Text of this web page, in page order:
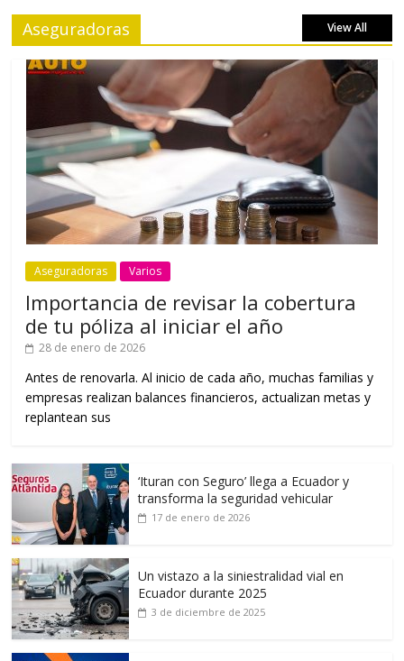
Aseguradoras View All
Aseguradoras Varios
Importancia de revisar la cobertura
de tu póliza al iniciar el año
28 de enero de 2026
Antes de renovarla. Al inicio de cada año, muchas familias y
empresas realizan balances financieros, actualizan metas y
replantean sus
‘Ituran con Seguro’ llega a Ecuador y
transforma la seguridad vehicular
17 de enero de 2026
Un vistazo a la siniestralidad vial en
Ecuador durante 2025
3 de diciembre de 2025